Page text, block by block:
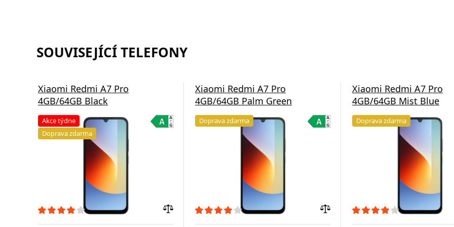
SOUVISEJÍCÍ TELEFONY
Xiaomi Redmi A7 Pro
4GB/64GB Black
Akce týdne
Doprava zdarma
Xiaomi Redmi A7 Pro
4GB/64GB Palm Green
Doprava zdarma
Xiaomi Redmi A7 Pro
4GB/64GB Mist Blue
Doprava zdarma